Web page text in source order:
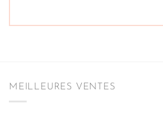
MEILLEURES VENTES